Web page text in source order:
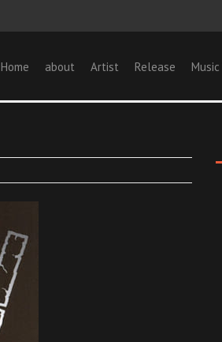
Home about Artist Release